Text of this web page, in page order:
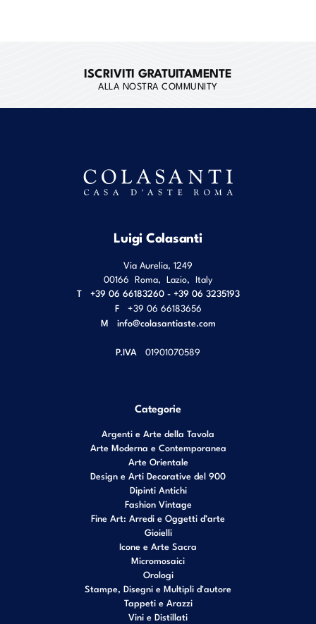
ISCRIVITI GRATUITAMENTE
ALLA NOSTRA COMMUNITY
Luigi Colasanti
Via Aurelia, 1249
00166 Roma Lazio Italy
T
+39 06 66183260 - +39 06 3235193
F
+39 06 66183656
M info@colasantiaste.com
P.IVA 01901070589
Categorie
Argenti e Arte della Tavola
Arte Moderna e Contemporanea
Arte Orientale
Design e Arti Decorative del 900
Dipinti Antichi
Fashion Vintage
Fine Art: Arredi e Oggetti d’arte
Gioielli
Icone e Arte Sacra
Micromosaici
Orologi
Stampe, Disegni e Multipli d'autore
Tappeti e Arazzi
Vini e Distillati